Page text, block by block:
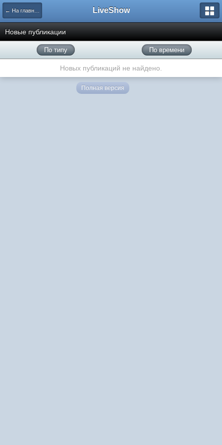
← На главную LiveShow
Новые публикации
По типу По времени
Новых публикаций не найдено.
Полная версия